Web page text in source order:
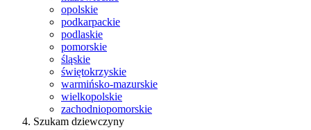
opolskie
podkarpackie
podlaskie
pomorskie
śląskie
świętokrzyskie
warmińsko-mazurskie
wielkopolskie
zachodniopomorskie
Szukam dziewczyny